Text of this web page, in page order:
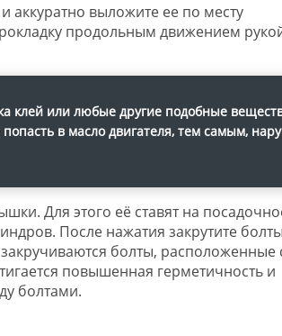
аккуратно выложите ее по месту
продольным движением
клей или любые другие подобные
в масло двигателя, тем самым,
Для этого её ставят на
После нажатия закрутите
болты, расположенные
повышенная герметичность и
болтами.